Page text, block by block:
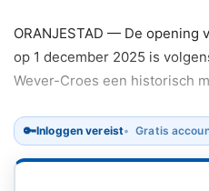
ORANJESTAD — De opening
op 1 december 2025 is
Wever-Croes een historisch
🔑Inloggen vereist Gratis